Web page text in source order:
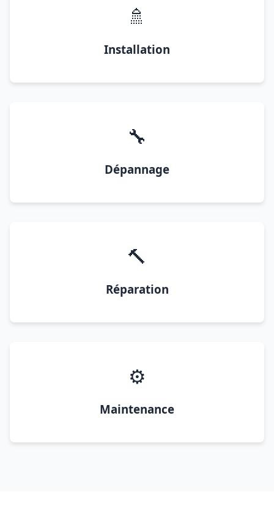
🚿
Installation
🔧
Dépannage
🔨
Réparation
⚙️
Maintenance